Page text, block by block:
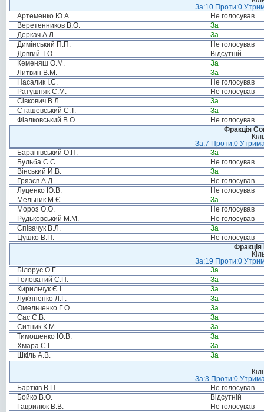
За:10 Проти:0
Артеменко Ю.А.
Не голосував
Веретенников В.О.
За
Деркач А.Л.
За
Димінський П.П.
Не голосував
Довгий Т.О.
Відсутній
Кеменяш О.М.
За
Литвин В.М.
За
Насалик І.С.
Не голосував
Ратушняк С.М.
Не голосував
Сівкович В.Л.
За
Сташевський С.Т.
За
Фіалковський В.О.
Не голосував
Фракція
За:7 Проти:0
Баранівський О.П.
За
Бульба С.С.
Не голосував
Вінський Й.В.
За
Грязєв А.Д.
Не голосував
Луценко Ю.В.
Не голосував
Мельник М.Є.
За
Мороз О.О.
Не голосував
Рудьковський М.М.
Не голосував
Співачук В.Л.
За
Цушко В.П.
Не голосував
За:19 Проти:0
Білорус О.Г.
За
Головатий С.П.
За
Кирильчук Є.І.
За
Лук'яненко Л.Г.
За
Омельченко Г.О.
За
Сас С.В.
За
Ситник К.М.
За
Тимошенко Ю.В.
За
Хмара С.І.
За
Шкіль А.В.
За
За:3 Проти:0
Бартків В.П.
Не голосував
Бойко В.О.
Відсутній
Гаврилюк В.В.
Не голосував